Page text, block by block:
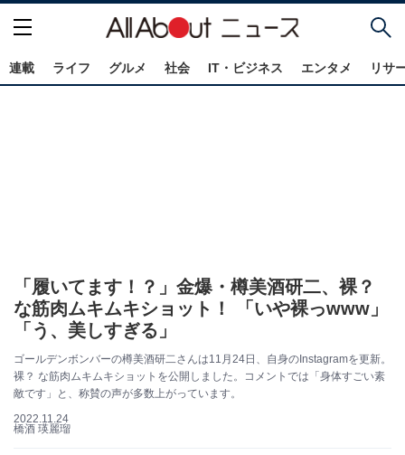
連載 ライフ グルメ 社会 IT・ビジネス エンタメ リサ
「履いてます！？」金爆・樽美酒研二、裸？
な筋肉ムキムキショット！ 「いや裸っwww」
「う、美しすぎる」
ゴールデンボンバーの樽美酒研二さんは11月24日、自身のInstagramを更新。
裸？ な筋肉ムキムキショットを公開しました。コメントでは「身体すごい素
敵です」と、称賛の声が多数上がっています。
2022.11.24
橋酒 瑛麗瑠